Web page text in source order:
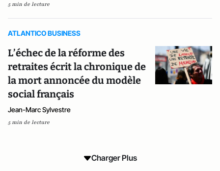
5 min de lecture
ATLANTICO BUSINESS
L’échec de la réforme des
retraites écrit la chronique de
la mort annoncée du modèle
social français
Jean-Marc Sylvestre
5 min de lecture
Charger Plus